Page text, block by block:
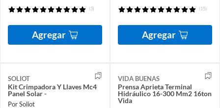
(3)
Agregar
(15)
Agregar
SOLIOT
Kit Crimpadora Y Llaves Mc4
Panel Solar -
Por Soliot
VIDA BUENAS
Prensa Aprieta Terminal
Hidráulico 16-300 Mm2 16ton
Vida